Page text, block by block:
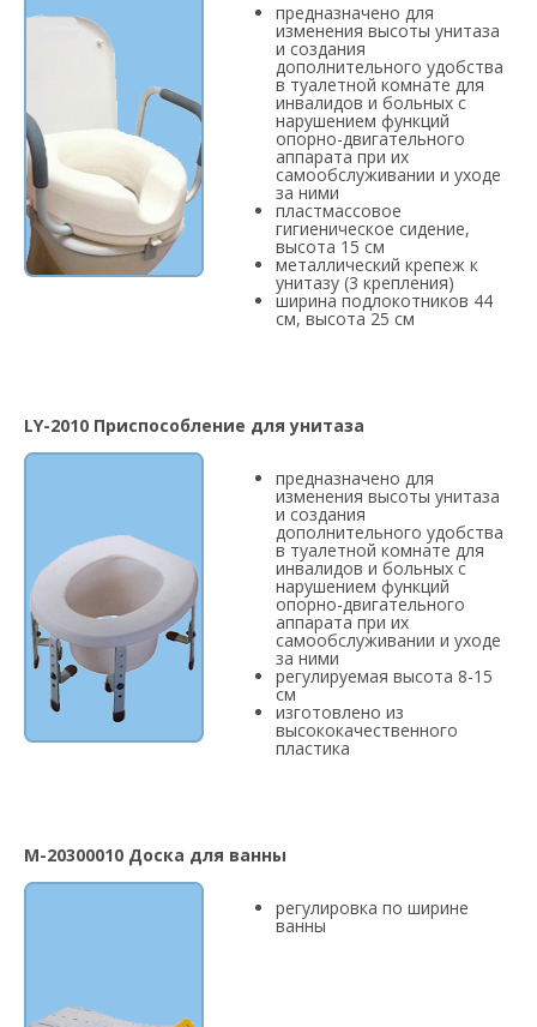
предназначено для
изменения высоты унитаза
и создания
дополнительного удобства
в туалетной комнате для
инвалидов и больных с
нарушением функций
опорно-двигательного
аппарата при их
самообслуживании и уходе
за ними
пластмассовое
гигиеническое сидение,
высота 15 см
металлический крепеж к
унитазу (3 крепления)
ширина подлокотников 44
см, высота 25 см
LY-2010 Приспособление для унитаза
предназначено для
изменения высоты унитаза
и создания
дополнительного удобства
в туалетной комнате для
инвалидов и больных с
нарушением функций
опорно-двигательного
аппарата при их
самообслуживании и уходе
за ними
регулируемая высота 8-15
см
изготовлено из
высококачественного
пластика
М-20300010 Доска для ванны
регулировка по ширине
ванны